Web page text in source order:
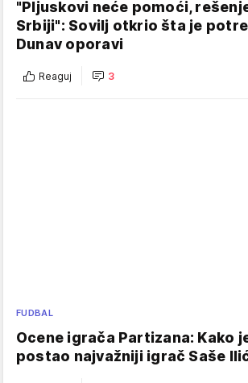
"Pljuskovi neće pomoći,
Srbiji": Sovilj otkrio šta je
Dunav oporavi
Reaguj 3
FUDBAL
Ocene igrača Partizana: Kako
postao najvažniji igrač Saše